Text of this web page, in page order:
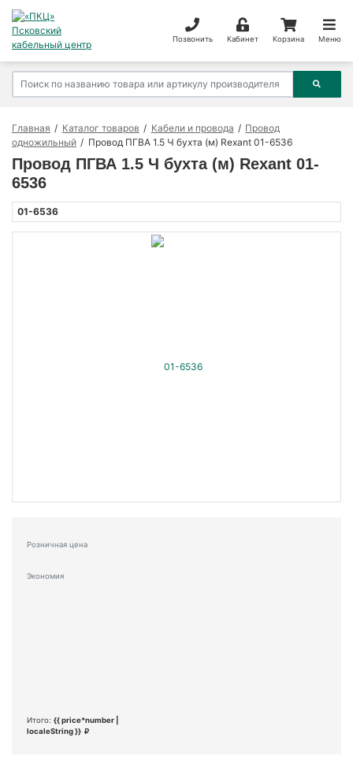
Позвонить Кабинет Корзина Меню
Главная Каталог товаров Кабели и провода
Провод
одножильный
Провод ПГВА 1.5 Ч бухта (м) Rexant 01-6536
Провод ПГВА 1.5 Ч бухта (м) Rexant 01-
6536
01-6536
Розничная цена
Экономия
Итого: {{ price*number |
localeString }}